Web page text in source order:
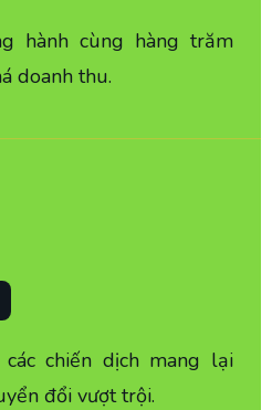
hành cùng hàng trăm
doanh thu.
chiến dịch mang lại
đổi vượt trội.